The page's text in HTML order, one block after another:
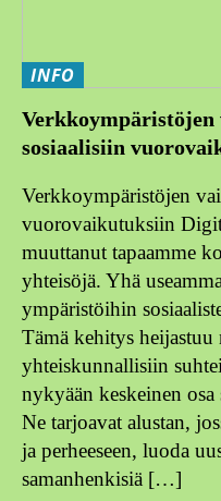
INFO
sosiaalisiin
Verkkoympäristöjen
vuorovaikutuksiin
muuttanut tapaamme
yhteisöjä. Yhä
ympäristöihin
Tämä kehitys
yhteiskunnallisiin
nykyään keskeinen osa
Ne tarjoavat alustan,
ja perheeseen, luoda
samanhenkisiä […]